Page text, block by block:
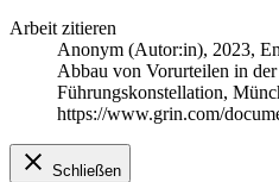
Arbeit zitieren
Anonym (Autor:in), 2023,
Abbau von Vorurteilen in
Führungskonstellation,
https://www.grin.com/
Schließen